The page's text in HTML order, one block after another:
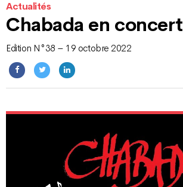
Actualités
Chabada en concert
Edition N°38 – 19 octobre 2022